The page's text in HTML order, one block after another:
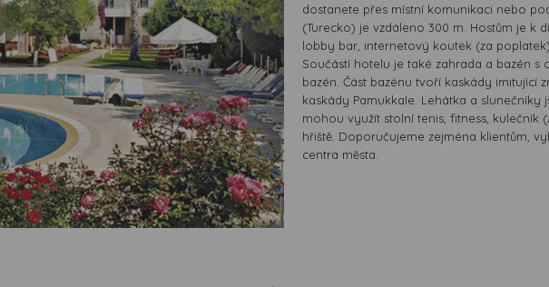
dostanete přes místní komunikaci nebo
(Turecko) je vzdáleno 300 m. Hostům je k
lobby bar, internetový koutek (za
Součástí hotelu je také zahrada a bazén s
bazén. Část bazénu tvoří kaskády imitující
kaskády Pamukkale. Lehátka a slunečníky
mohou využít stolní tenis, fitness, kulečník
hřiště. Doporučujeme zejména klientům,
centra města.